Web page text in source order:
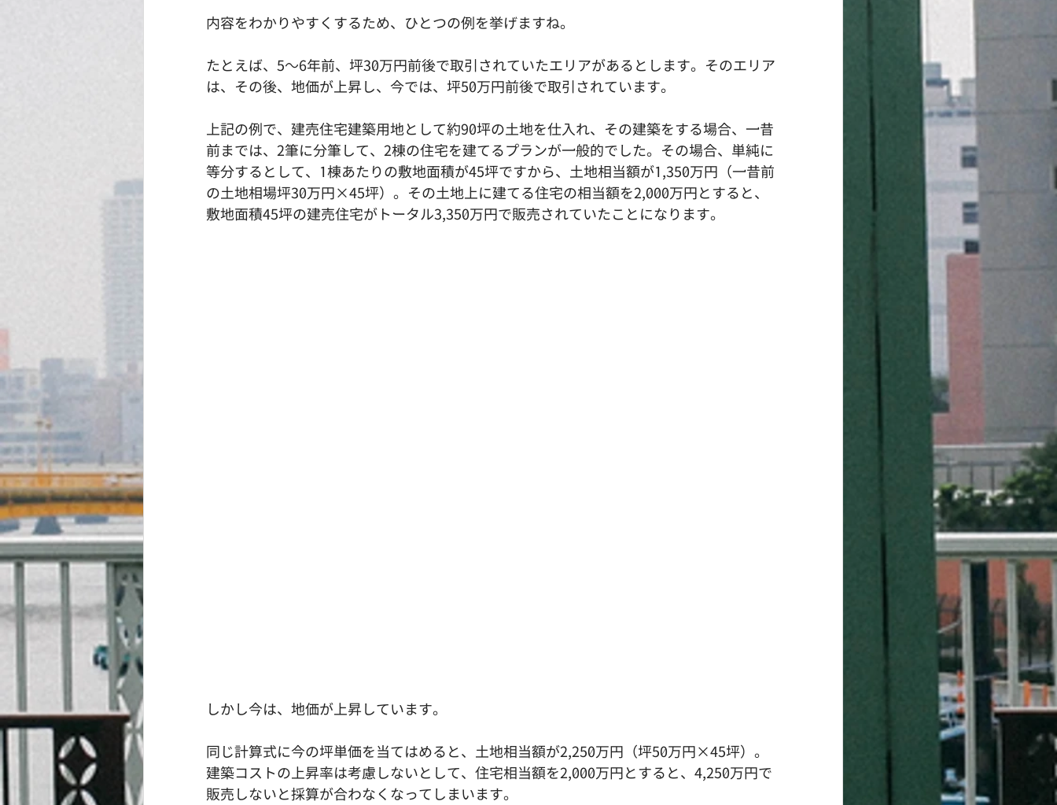
内容をわかりやすくするため、ひとつの例を挙げますね。
たとえば、5～6年前、坪30万円前後で取引されていたエリアがあるとします。そのエリア
は、その後、地価が上昇し、今では、坪50万円前後で取引されています。
上記の例で、建売住宅建築用地として約90坪の土地を仕入れ、その建築をする場合、一昔
前までは、2筆に分筆して、2棟の住宅を建てるプランが一般的でした。その場合、単純に
等分するとして、1棟あたりの敷地面積が45坪ですから、土地相当額が1,350万円（一昔前
の土地相場坪30万円×45坪）。その土地上に建てる住宅の相当額を2,000万円とすると、
敷地面積45坪の建売住宅がトータル3,350万円で販売されていたことになります。
しかし今は、地価が上昇しています。
同じ計算式に今の坪単価を当てはめると、土地相当額が2,250万円（坪50万円×45坪）。
建築コストの上昇率は考慮しないとして、住宅相当額を2,000万円とすると、4,250万円で
販売しないと採算が合わなくなってしまいます。